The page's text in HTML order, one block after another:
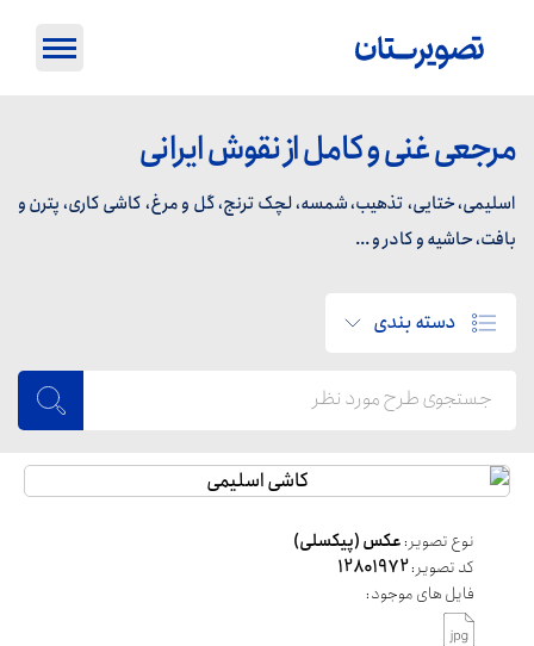
مرجعی غنی و کامل از نقوش ایرانی
اسلیمی، ختایی، تذهیب، شمسه، لچک ترنج، گل و مرغ، کاشی کاری، پترن و
بافت، حاشیه و کادر و ...
دسته بندی
نوع تصویر:عکس (پیکسلی)
کد تصویر:12801972
فایل های موجود: